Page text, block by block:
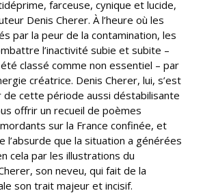
farceuse, cynique et lucide,
Denis Cherer. À l’heure où les
par la peur de la contamination, les
l’inactivité subie et subite –
classé comme non essentiel – par
créatrice. Denis Cherer, lui, s’est
de cette période aussi déstabilisante
offrir un recueil de poèmes
sur la France confinée, et
l’absurde que la situation a générées
cela par les illustrations du
son neveu, qui fait de la
son trait majeur et incisif.